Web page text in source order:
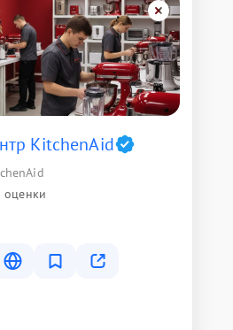
KitchenAid
оценки